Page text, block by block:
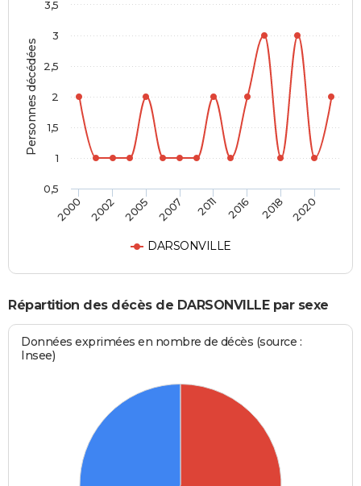
Personnes décédées
DARSONVILLE
2000 2002 2005 2007 2011 2016 2018 2020
0,5
1
1,5
2
2,5
3
3,5
Répartition des décès de DARSONVILLE par sexe
Données exprimées en nombre de décès (source :
Insee)